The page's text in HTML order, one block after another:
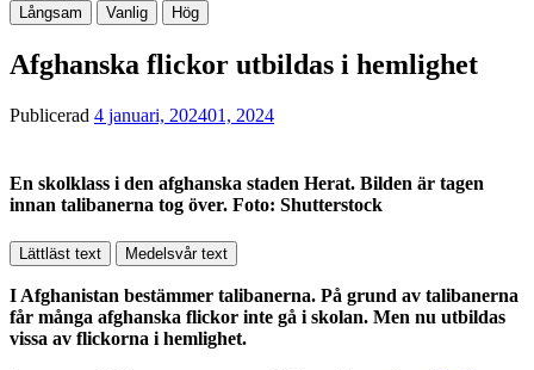
Långsam Vanlig Hög
Afghanska flickor utbildas i hemlighet
Publicerad 4 januari, 202401, 2024
En skolklass i den afghanska staden Herat. Bilden är tagen
innan talibanerna tog över. Foto: Shutterstock
Lättläst text Medelsvår text
I Afghanistan bestämmer talibanerna. På grund av talibanerna
får många afghanska flickor inte gå i skolan. Men nu utbildas
vissa av flickorna i hemlighet.